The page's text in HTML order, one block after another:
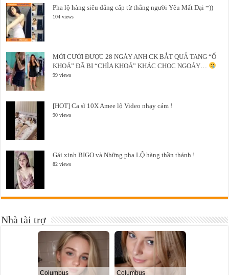
Pha lộ hàng siêu đẳng cấp từ thằng người Yêu Mất Dại =))
104 views
MỚI CƯỚI ĐƯỢC 28 NGÀY ANH CK BẮT QUẢ TANG “Ổ
KHOÁ” ĐÃ BỊ “CHÌA KHOÁ” KHÁC CHỌC NGOÁY…
99 views
[HOT] Ca sĩ 10X Amee lộ Video nhạy cảm !
90 views
Gái xinh BIGO và Những pha LỘ hàng thần thánh !
82 views
Nhà tài trợ